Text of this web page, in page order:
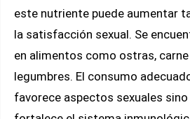
este nutriente puede aumentar
la satisfacción sexual. Se
en alimentos como ostras,
legumbres. El consumo
favorece aspectos sexuales